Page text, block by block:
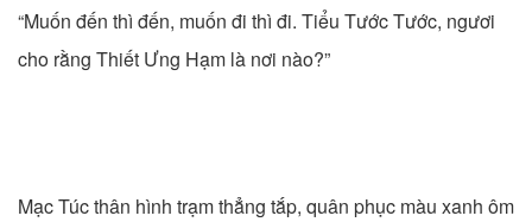
“Muốn đến thì đến, muốn đi thì đi. Tiểu Tước Tước, ngươi
cho rằng Thiết Ưng Hạm là nơi nào?”
Mạc Túc thân hình trạm thẳng tắp, quân phục màu xanh ôm